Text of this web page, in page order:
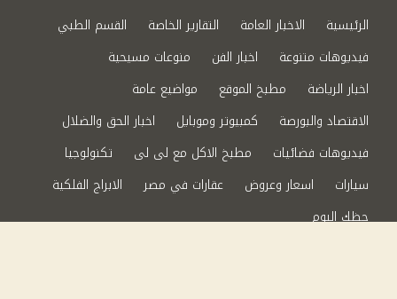
الرئيسية الاخبار العامة التقارير الخاصة
القسم الطبي
فيديوهات متنوعة
اخبار الفن
منوعات مسيحية
اخبار الرياضة
مطبخ الموقع
مواضيع عامة
الاقتصاد والبورصة
كمبيوتر وموبايل
اخبار الحق والضلال
فيديوهات فضائيات
مطبخ الاكل مع لى لى
تكنولوجيا
سيارات
اسعار وعروض عقارات في مصر
الابراج الفلكية
حظك اليوم